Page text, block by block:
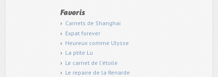
Favoris
Carnets de Shanghai
Expat forever
Heureux comme Ulysse
La ptite Lu
Le carnet de l'étoile
Le repaire de la Renarde